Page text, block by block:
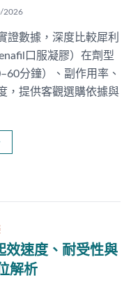
2026
證數據，深度比較犀利
口服凝膠）在劑型
分鐘）、副作用率、
，提供客觀選購依據與
效速度、耐受性與
解析